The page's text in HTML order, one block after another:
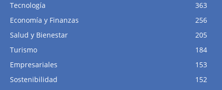
Tecnología
363
Economía y Finanzas
256
Salud y Bienestar
205
Turismo
184
Empresariales
153
Sostenibilidad
152